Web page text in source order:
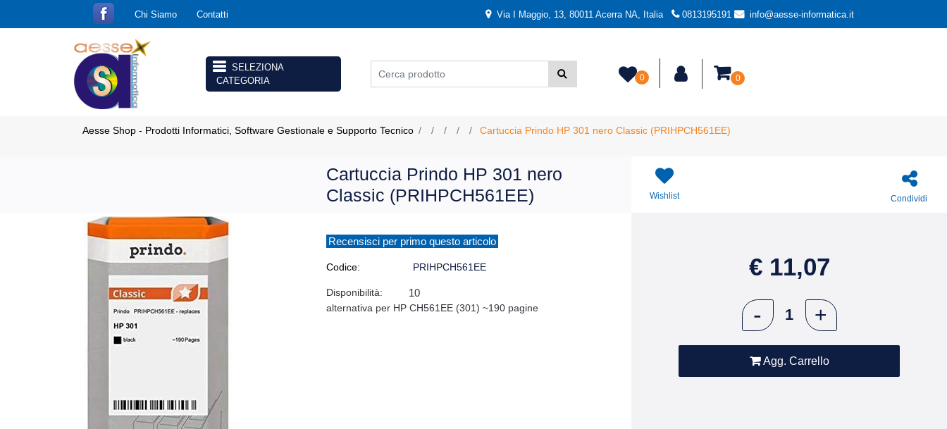
Chi Siamo Contatti Via I Maggio, 13, 80011 Acerra NA, Italia 0813195191 info@aesse-informatica.it
Open menu
0 0
Aesse Shop - Prodotti Informatici, Software Gestionale e Supporto Tecnico Cartuccia Prindo HP 301 nero Classic (PRIHPCH561EE)
Cartuccia Prindo HP 301 nero
Classic (PRIHPCH561EE)
Recensisci per primo questo articolo
Codice: PRIHPCH561EE
Disponibilità: 10
alternativa per HP CH561EE (301) ~190 pagine
Wishlist Condividi
€ 11,07
Agg. Carrello